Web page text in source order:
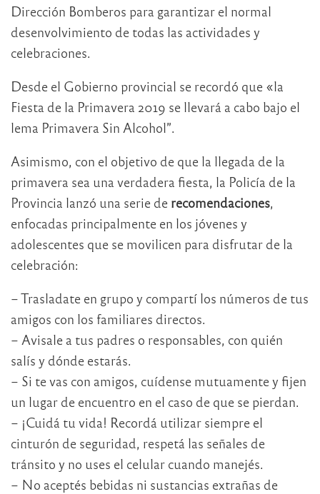
Dirección Bomberos para garantizar el normal
desenvolvimiento de todas las actividades y
celebraciones.
Desde el Gobierno provincial se recordó que «la
Fiesta de la Primavera 2019 se llevará a cabo bajo el
lema Primavera Sin Alcohol”.
Asimismo, con el objetivo de que la llegada de la
primavera sea una verdadera fiesta, la Policía de la
Provincia lanzó una serie de recomendaciones,
enfocadas principalmente en los jóvenes y
adolescentes que se movilicen para disfrutar de la
celebración:
– Trasladate en grupo y compartí los números de tus
amigos con los familiares directos.
– Avisale a tus padres o responsables, con quién
salís y dónde estarás.
– Si te vas con amigos, cuídense mutuamente y fijen
un lugar de encuentro en el caso de que se pierdan.
– ¡Cuidá tu vida! Recordá utilizar siempre el
cinturón de seguridad, respetá las señales de
tránsito y no uses el celular cuando manejés.
– No aceptés bebidas ni sustancias extrañas de